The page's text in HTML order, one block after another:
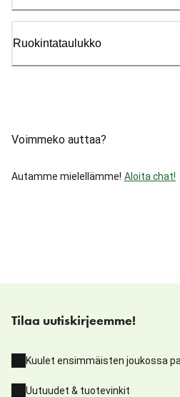
Ruokintataulukko
Voimmeko auttaa?
Autamme mielellämme! Aloita chat!
Tilaa uutiskirjeemme!
Kuulet ensimmäisten joukossa
Uutuudet & tuotevinkit